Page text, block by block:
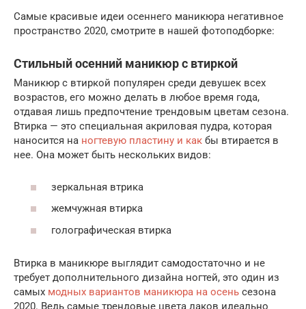
Самые красивые идеи осеннего маникюра негативное
пространство 2020, смотрите в нашей фотоподборке:
Стильный осенний маникюр с втиркой
Маникюр с втиркой популярен среди девушек всех
возрастов, его можно делать в любое время года,
отдавая лишь предпочтение трендовым цветам сезона.
Втирка — это специальная акриловая пудра, которая
наносится на ногтевую пластину и как бы втирается в
нее. Она может быть нескольких видов:
зеркальная втрика
жемчужная втирка
голографическая втирка
Втирка в маникюре выглядит самодостаточно и не
требует дополнительного дизайна ногтей, это один из
самых модных вариантов маникюра на осень сезона
2020. Ведь самые трендовые цвета лаков идеально